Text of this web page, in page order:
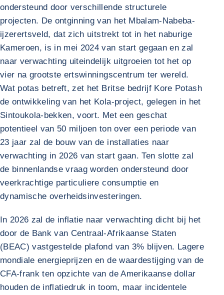
ondersteund door verschillende structurele
projecten. De ontginning van het Mbalam-Nabeba-
ijzerertsveld, dat zich uitstrekt tot in het naburige
Kameroen, is in mei 2024 van start gegaan en zal
naar verwachting uiteindelijk uitgroeien tot het op
vier na grootste ertswinningscentrum ter wereld.
Wat potas betreft, zet het Britse bedrijf Kore Potash
de ontwikkeling van het Kola-project, gelegen in het
Sintoukola-bekken, voort. Met een geschat
potentieel van 50 miljoen ton over een periode van
23 jaar zal de bouw van de installaties naar
verwachting in 2026 van start gaan. Ten slotte zal
de binnenlandse vraag worden ondersteund door
veerkrachtige particuliere consumptie en
dynamische overheidsinvesteringen.
In 2026 zal de inflatie naar verwachting dicht bij het
door de Bank van Centraal-Afrikaanse Staten
(BEAC) vastgestelde plafond van 3% blijven. Lagere
mondiale energieprijzen en de waardestijging van de
CFA-frank ten opzichte van de Amerikaanse dollar
houden de inflatiedruk in toom, maar incidentele